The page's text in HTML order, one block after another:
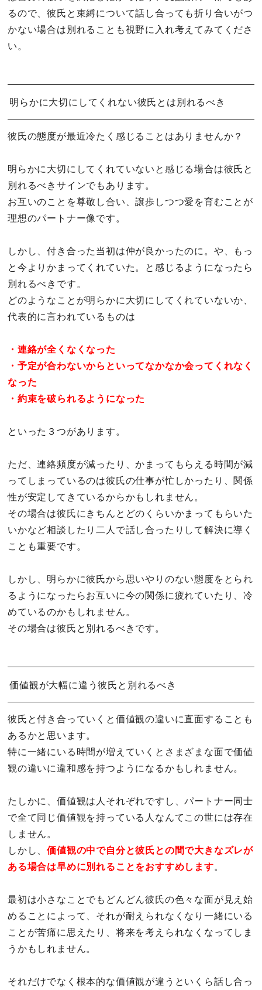
るので、彼氏と束縛について話し合っても折り合いがつ
かない場合は別れることも視野に入れ考えてみてくださ
い。
明らかに大切にしてくれない彼氏とは別れるべき
彼氏の態度が最近冷たく感じることはありませんか？
明らかに大切にしてくれていないと感じる場合は彼氏と
別れるべきサインでもあります。
お互いのことを尊敬し合い、譲歩しつつ愛を育むことが
理想のパートナー像です。
しかし、付き合った当初は仲が良かったのに。や、もっ
と今よりかまってくれていた。と感じるようになったら
別れるべきです。
どのようなことが明らかに大切にしてくれていないか、
代表的に言われているものは
・連絡が全くなくなった
・予定が合わないからといってなかなか会ってくれなく
なった
・約束を破られるようになった
といった３つがあります。
ただ、連絡頻度が減ったり、かまってもらえる時間が減
ってしまっているのは彼氏の仕事が忙しかったり、関係
性が安定してきているからかもしれません。
その場合は彼氏にきちんとどのくらいかまってもらいた
いかなど相談したり二人で話し合ったりして解決に導く
ことも重要です。
しかし、明らかに彼氏から思いやりのない態度をとられ
るようになったらお互いに今の関係に疲れていたり、冷
めているのかもしれません。
その場合は彼氏と別れるべきです。
価値観が大幅に違う彼氏と別れるべき
彼氏と付き合っていくと価値観の違いに直面することも
あるかと思います。
特に一緒にいる時間が増えていくとさまざまな面で価値
観の違いに違和感を持つようになるかもしれません。
たしかに、価値観は人それぞれですし、パートナー同士
で全て同じ価値観を持っている人なんてこの世には存在
しません。
しかし、価値観の中で自分と彼氏との間で大きなズレが
ある場合は早めに別れることをおすすめしま す。
最初は小さなことでもどんどん彼氏の色々な面が見え始
めることによって、それが耐えられなくなり一緒にいる
ことが苦痛に思えたり、将来を考えられなくなってしま
うかもしれません。
それだけでなく根本的な価値観が違うといくら話し合っ